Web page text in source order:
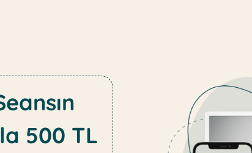
500 TL